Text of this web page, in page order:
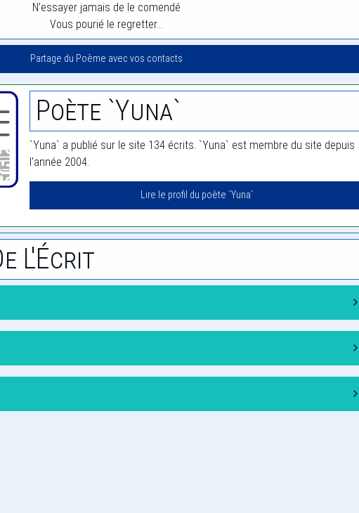
N’essayer jamais de le comendé
Vous pourié le regretter…
Partage du Poème avec vos contacts
Poète `Yuna`
`Yuna` a publié sur le site 134 écrits. `Yuna` est membre du site depuis
l'année 2004.
Lire le profil du poète `Yuna`
L'Écrit